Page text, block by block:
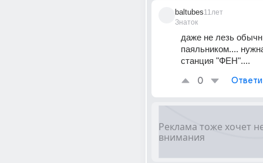
baltubes
Знаток
11лет
даже не лезь
паяльником....
станция "ФЕН"....
0